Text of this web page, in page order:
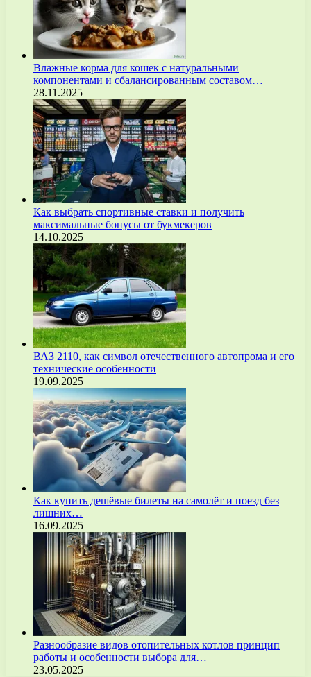
Влажные корма для кошек с натуральными
компонентами и сбалансированным составом…
28.11.2025
Как выбрать спортивные ставки и получить
максимальные бонусы от букмекеров
14.10.2025
ВАЗ 2110, как символ отечественного автопрома и его
технические особенности
19.09.2025
Как купить дешёвые билеты на самолёт и поезд без
лишних…
16.09.2025
Разнообразие видов отопительных котлов принцип
работы и особенности выбора для…
23.05.2025